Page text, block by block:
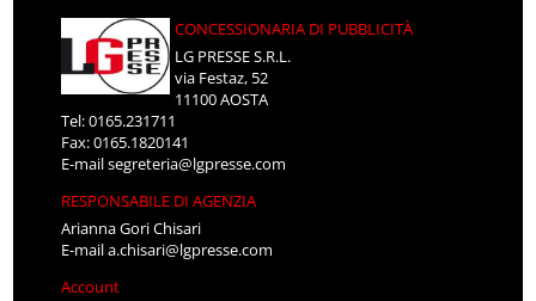
CONCESSIONARIA DI PUBBLICITÀ
LG PRESSE S.R.L.
via Festaz, 52
11100 AOSTA
Tel: 0165.231711
Fax: 0165.1820141
E-mailsegreteria@lgpresse.com
RESPONSABILE DI AGENZIA
Arianna Gori Chisari
E-maila.chisari@lgpresse.com
Account